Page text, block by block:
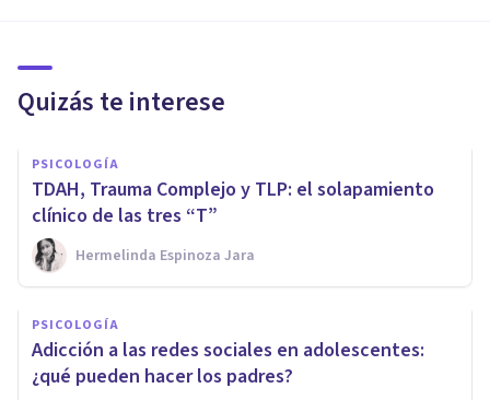
Quizás te interese
PSICOLOGÍA
TDAH, Trauma Complejo y TLP: el solapamiento
clínico de las tres “T”
Hermelinda Espinoza Jara
PSICOLOGÍA
Adicción a las redes sociales en adolescentes:
¿qué pueden hacer los padres?